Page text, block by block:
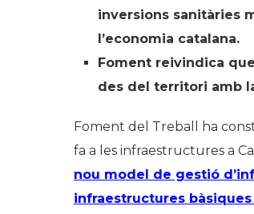
inversions sanitàries
l’economia catalana.
Foment reivindica
des del territori amb
Foment del Treball ha
fa a les infraestructures a
nou model de gestió
infraestructures bàsiques